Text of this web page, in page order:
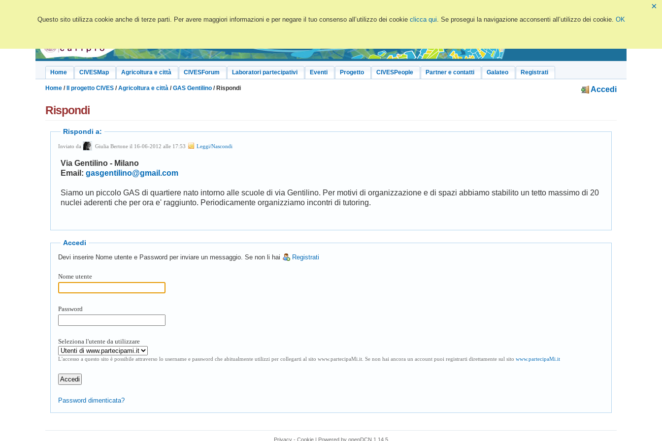
×
Questo sito utilizza cookie anche di terze parti. Per avere maggiori informazioni e per negare il tuo consenso all’utilizzo dei cookie clicca qui. Se prosegui la navigazione acconsenti all’utilizzo dei cookie. OK
Home CIVESMap Agricoltura e città CIVESForum Laboratori partecipativi Eventi Progetto CIVESPeople Partner e contatti Galateo Registrati
Accedi
Home / Il progetto CIVES /Agricoltura e città /GAS Gentilino / Rispondi
Rispondi
Rispondi a:
Inviato da Giulia Bertone il 16-06-2012 alle 17:53 Leggi/Nascondi
Via Gentilino - Milano
Email: gasgentilino@gmail.com
Siamo un piccolo GAS di quartiere nato intorno alle scuole di via Gentilino. Per motivi di organizzazione e di spazi abbiamo stabilito un tetto massimo di 20
nuclei aderenti che per ora e' raggiunto. Periodicamente organizziamo incontri di tutoring.
Accedi
Devi inserire Nome utente e Password per inviare un messaggio. Se non li hai Registrati
Nome utente
Password
Seleziona l'utente da utilizzare
L'accesso a questo sito è possibile attraverso lo username e password che abitualmente utilizzi per collegarti al sito www.partecipaMi.it. Se non hai ancora un account puoi registrarti direttamente sul sito www.partecipaMi.it
Password dimenticata?
Privacy - Cookie | Powered by openDCN 1.14.5